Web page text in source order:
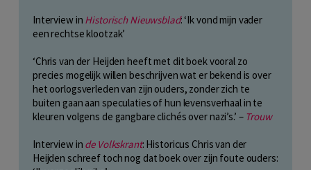
Interview in HistorischNieuwsblad: ‘Ik vond mijn vader
een rechtse klootzak’
‘Chris van der Heijden heeft met dit boek vooral zo
precies mogelijk willen beschrijven wat er bekend is over
het oorlogsverleden van zijn ouders, zonder zich te
buiten gaan aan speculaties of hun levensverhaal in te
kleuren volgens de gangbare clichés over nazi’s.’ – Trouw
Interview in de Volkskrant: Historicus Chris van der
Heijden schreef toch nog dat boek over zijn foute ouders: